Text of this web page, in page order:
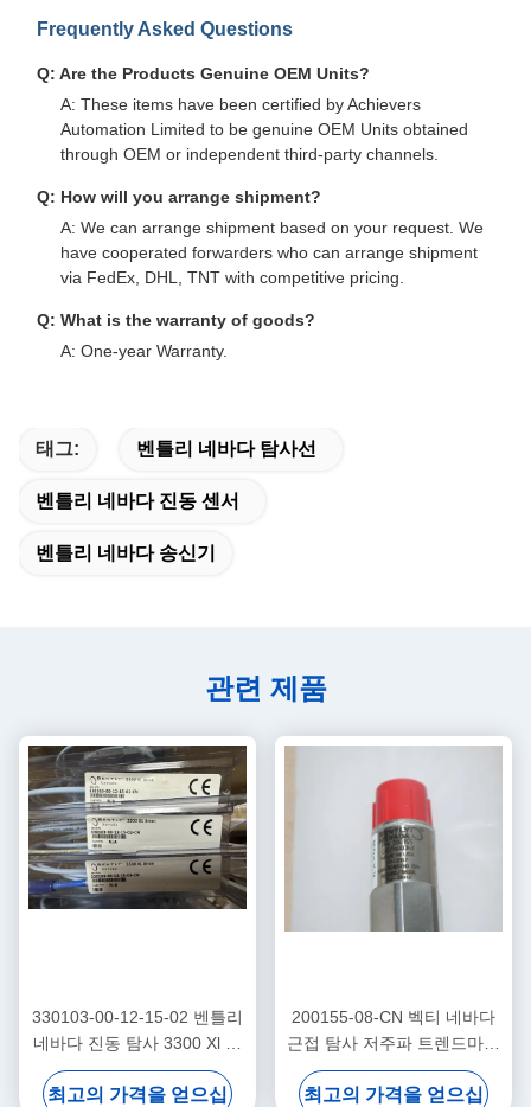
Frequently Asked Questions
Q: Are the Products Genuine OEM Units?
A: These items have been certified by Achievers
Automation Limited to be genuine OEM Units obtained
through OEM or independent third-party channels.
Q: How will you arrange shipment?
A: We can arrange shipment based on your request. We
have cooperated forwarders who can arrange shipment
via FedEx, DHL, TNT with competitive pricing.
Q: What is the warranty of goods?
A: One-year Warranty.
태그: 벤틀리 네바다 탐사선
벤틀리 네바다 진동 센서
벤틀리 네바다 송신기
관련 제품
330103-00-12-15-02 벤틀리
네바다 진동 탐사 3300 Xl 근
접 센서
최고의 가격을 얻으십
200155-08-CN 벡티 네바다
근접 탐사 저주파 트렌드마스
터 프로 가속도
최고의 가격을 얻으십